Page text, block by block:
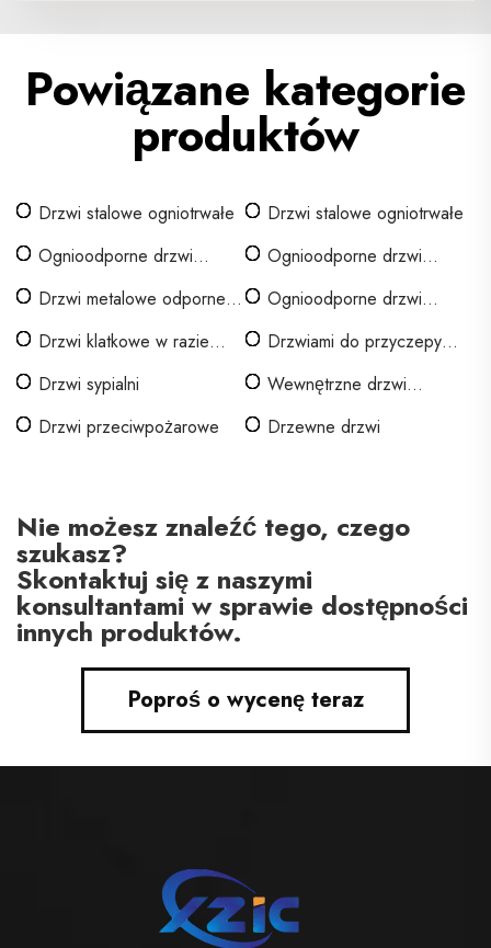
Powiązane kategorie
produktów
Drzwi stalowe ogniotrwałe
Drzwi stalowe ogniotrwałe
Ognioodporne drzwi
Ognioodporne drzwi
Drzwi metalowe odporne
Ognioodporne drzwi
Drzwi klatkowe w razie
Drzwiami do przyczepy
Drzwi sypialni
Wewnętrzne drzwi
Drzwi przeciwpożarowe Drzewne drzwi
Nie możesz znaleźć tego, czego
szukasz?
Skontaktuj się z naszymi
konsultantami w sprawie dostępności
innych produktów.
Poproś o wycenę teraz